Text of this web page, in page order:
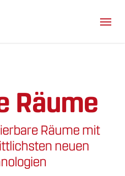
Menu
Räume
Räume mit
neuen